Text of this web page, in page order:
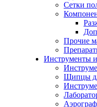
Сетки
Прочие
Инструменты и
Щипцы